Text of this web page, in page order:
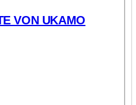
VON UKAMO